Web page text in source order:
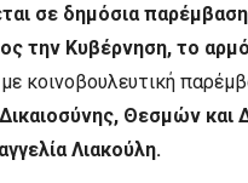
σε δημόσια
την Κυβέρνηση, το
με κοινοβουλευτική
Θεσμών και
Λιακούλη.